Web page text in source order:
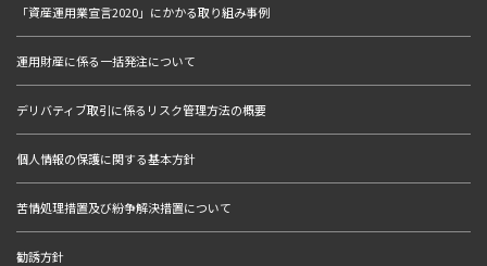
「資産運用業宣言2020」にかかる取り組み事例
運用財産に係る一括発注について
デリバティブ取引に係るリスク管理方法の概要
個人情報の保護に関する基本方針
苦情処理措置及び紛争解決措置について
勧誘方針